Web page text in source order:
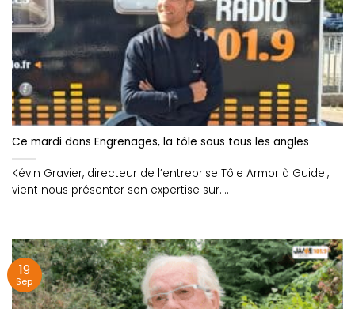
Ce mardi dans Engrenages, la tôle sous tous les angles
Kévin Gravier, directeur de l’entreprise Tôle Armor à Guidel,
vient nous présenter son expertise sur....
19
Sep